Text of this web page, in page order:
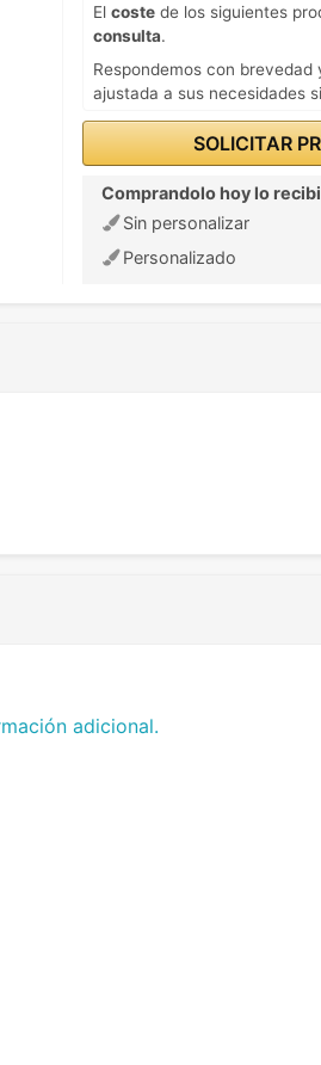
El coste de los siguientes
consulta.
Respondemos con
ajustada a sus necesidades
SOLICITAR
Comprandolo hoy lo
Sin personalizar
Personalizado
adicional.